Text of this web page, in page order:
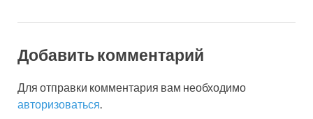
Добавить комментарий
Для отправки комментария вам необходимо
авторизоваться.